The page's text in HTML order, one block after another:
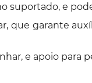
suportado, e
que garante
e apoio para